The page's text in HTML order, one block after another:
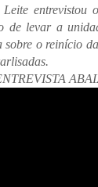
entrevistou
de levar a
o reinício